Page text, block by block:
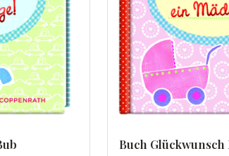
Buch Glückwunsch